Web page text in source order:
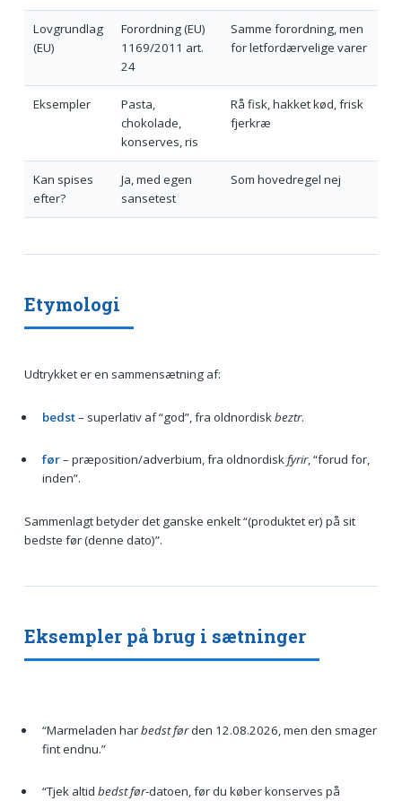
Lovgrundlag
(EU)
Forordning (EU)
1169/2011 art.
24
Samme forordning, men
for letfordærvelige varer
Eksempler
Pasta,
chokolade,
konserves, ris
Rå fisk, hakket kød, frisk
fjerkræ
Kan spises
efter?
Ja, med egen
sansetest
Som hovedregel nej
Etymologi
Udtrykket er en sammensætning af:
bedst– superlativ af “god”, fra oldnordiskbeztr.
før– præposition/adverbium, fra oldnordiskfyrir, “forud for,
inden”.
Sammenlagt betyder det ganske enkelt “(produktet er) på sit
bedste før (denne dato)”.
Eksempler på brug i sætninger
“Marmeladen harbedst førden 12.08.2026, men den smager
fint endnu.”
“Tjek altid bedst før-datoen, før du køber konserves på